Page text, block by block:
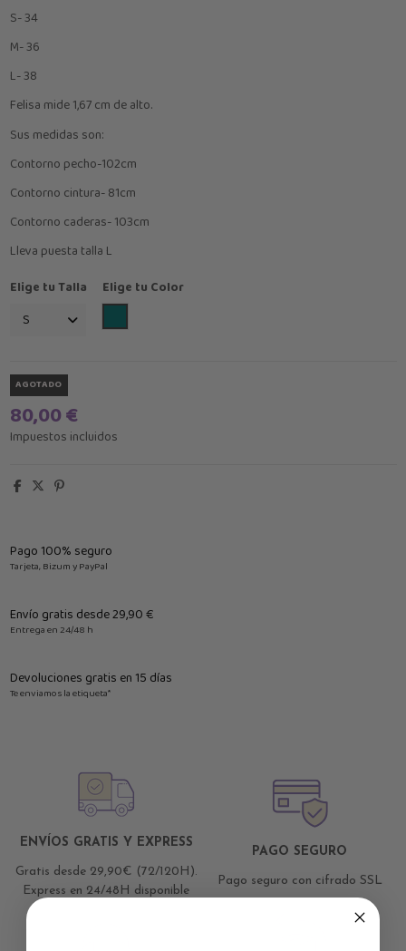
S- 34
M- 36
L- 38
Felisa mide 1,67 cm de alto.
Sus medidas son:
Contorno pecho-102cm
Contorno cintura- 81cm
Contorno caderas- 103cm
Lleva puesta talla L
Elige tu Talla
Elige tu Color
AGOTADO
80,00 €
Impuestos incluidos
Pago 100% seguro
Tarjeta, Bizum y PayPal
Envío gratis desde 29,90 €
Entrega en 24/48 h
Devoluciones gratis en 15 días
Te enviamos la etiqueta*
ENVÍOS GRATIS Y EXPRESS
Gratis desde 29,90€ (72/120H).
Express en 24/48H disponible
PAGO SEGURO
Pago seguro con cifrado SSL